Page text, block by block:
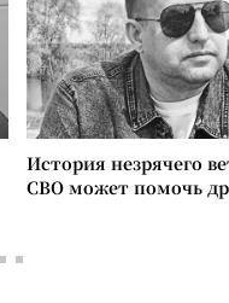
История незрячего
СВО может помочь